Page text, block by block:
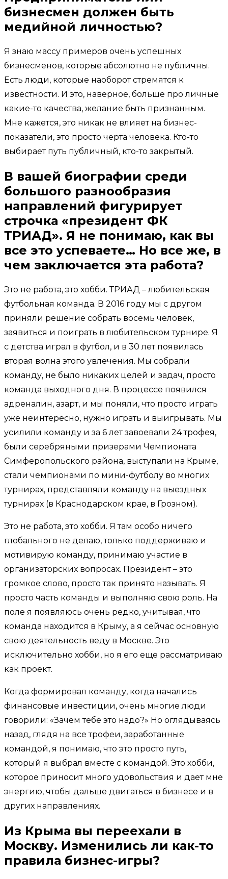
бизнесмен должен быть
медийной личностью?
Я знаю массу примеров очень успешных
бизнесменов, которые абсолютно не публичны.
Есть люди, которые наоборот стремятся к
известности. И это, наверное, больше про личные
какие-то качества, желание быть признанным.
Мне кажется, это никак не влияет на бизнес-
показатели, это просто черта человека. Кто-то
выбирает путь публичный, кто-то закрытый.
В вашей биографии среди
большого разнообразия
направлений фигурирует
строчка «президент ФК
ТРИАД». Я не понимаю, как вы
все это успеваете… Но все же, в
чем заключается эта работа?
Это не работа, это хобби. ТРИАД – любительская
футбольная команда. В 2016 году мы с другом
приняли решение собрать восемь человек,
заявиться и поиграть в любительском турнире. Я
с детства играл в футбол, и в 30 лет появилась
вторая волна этого увлечения. Мы собрали
команду, не было никаких целей и задач, просто
команда выходного дня. В процессе появился
адреналин, азарт, и мы поняли, что просто играть
уже неинтересно, нужно играть и выигрывать. Мы
усилили команду и за 6 лет завоевали 24 трофея,
были серебряными призерами Чемпионата
Симферопольского района, выступали на Крыме,
стали чемпионами по мини-футболу во многих
турнирах, представляли команду на выездных
турнирах (в Краснодарском крае, в Грозном).
Это не работа, это хобби. Я там особо ничего
глобального не делаю, только поддерживаю и
мотивирую команду, принимаю участие в
организаторских вопросах. Президент – это
громкое слово, просто так принято называть. Я
просто часть команды и выполняю свою роль. На
поле я появляюсь очень редко, учитывая, что
команда находится в Крыму, а я сейчас основную
свою деятельность веду в Москве. Это
исключительно хобби, но я его еще рассматриваю
как проект.
Когда формировал команду, когда начались
финансовые инвестиции, очень многие люди
говорили: «Зачем тебе это надо?» Но оглядываясь
назад, глядя на все трофеи, заработанные
командой, я понимаю, что это просто путь,
который я выбрал вместе с командой. Это хобби,
которое приносит много удовольствия и дает мне
энергию, чтобы дальше двигаться в бизнесе и в
других направлениях.
Из Крыма вы переехали в
Москву. Изменились ли как-то
правила бизнес-игры?